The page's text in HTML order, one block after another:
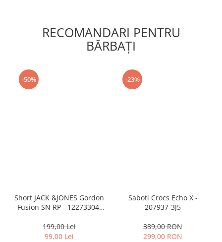
RECOMANDARI PENTRU
BĂRBAŢI
-50%
Short JACK &JONES Gordon
Fusion SN RP - 12273304-
199,00 Lei
99,00 Lei
-23%
Saboti Crocs Echo X -
207937-3J5
389,00 RON
299,00 RON